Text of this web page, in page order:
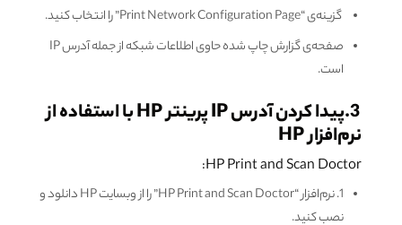
گزینه‌ی “Print Network Configuration Page” را انتخاب کنید.
صفحه‌ی گزارش چاپ شده حاوی اطلاعات شبکه از جمله آدرس IP
است.
3.پیدا کردن آدرس IP پرینتر HP با استفاده از
نرم‌افزار HP
HP Print and Scan Doctor:
1. نرم‌افزار “HP Print and Scan Doctor” را از وبسایت HP دانلود و
نصب کنید.